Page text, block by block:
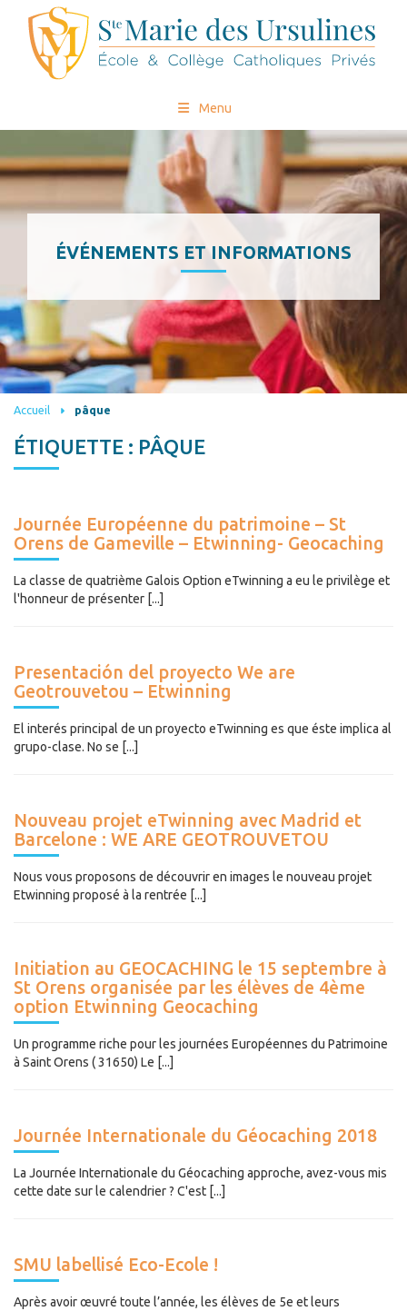
Menu
ÉVÉNEMENTS ET INFORMATIONS
Accueil pâque
ÉTIQUETTE : PÂQUE
Journée Européenne du patrimoine – St
Orens de Gameville – Etwinning- Geocaching
La classe de quatrième Galois Option eTwinning a eu le privilège et
l'honneur de présenter [...]
Presentación del proyecto We are
Geotrouvetou – Etwinning
El interés principal de un proyecto eTwinning es que éste implica al
grupo-clase. No se [...]
Nouveau projet eTwinning avec Madrid et
Barcelone : WE ARE GEOTROUVETOU
Nous vous proposons de découvrir en images le nouveau projet
Etwinning proposé à la rentrée [...]
Initiation au GEOCACHING le 15 septembre à
St Orens organisée par les élèves de 4ème
option Etwinning Geocaching
Un programme riche pour les journées Européennes du Patrimoine
à Saint Orens ( 31650) Le [...]
Journée Internationale du Géocaching 2018
La Journée Internationale du Géocaching approche, avez-vous mis
cette date sur le calendrier ? C'est [...]
SMU labellisé Eco-Ecole !
Après avoir œuvré toute l’année, les élèves de 5e et leurs